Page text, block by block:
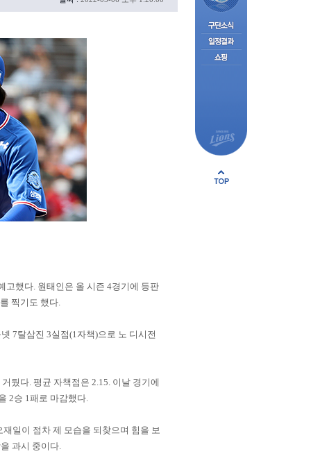
고했다. 원태인은 올 시즌 4경기에 등판
찍기도 했다.
7탈삼진 3실점(1자책)으로 노 디시전
뒀다. 평균 자책점은 2.15. 이날 경기에
2승 1패로 마감했다.
일이 점차 제 모습을 되찾으며 힘을 보
과시 중이다.